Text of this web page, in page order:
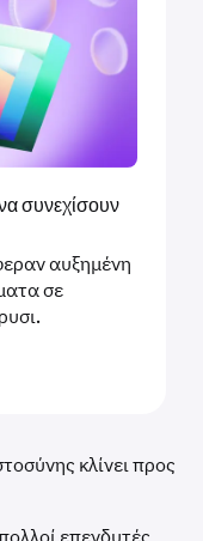
συνεχίσουν
αυξημένη
σε
κλίνει προς